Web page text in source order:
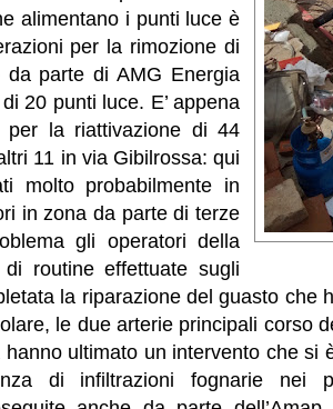
alimentano i punti luce è
per la rimozione di
parte di AMG Energia
20 punti luce. E’ appena
per la riattivazione di 44
11 in via Gibilrossa: qui
molto probabilmente in
in zona da parte di terze
gli operatori della
routine effettuate sugli
la riparazione del guasto che
le due arterie principali corso
ultimato un intervento che si
di infiltrazioni fognarie nei